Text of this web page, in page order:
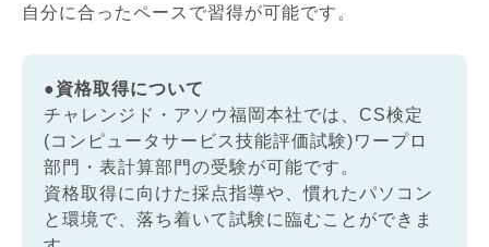
自分に合ったペースで習得が可能です。
●資格取得について
チャレンジド・アソウ福岡本社では、CS検定
(コンピュータサービス技能評価試験)ワープロ
部門・表計算部門の受験が可能です。
資格取得に向けた採点指導や、慣れたパソコン
と環境で、落ち着いて試験に臨むことができま